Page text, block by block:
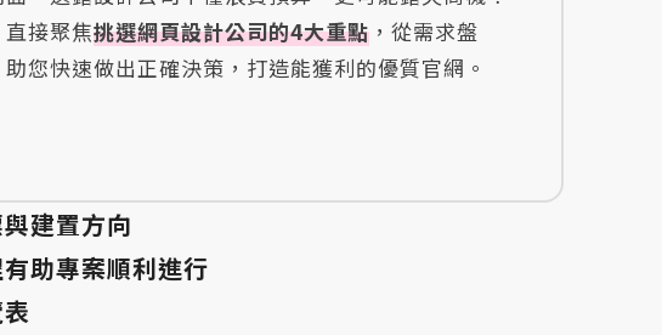
接聚焦挑選網頁設計公司的4大重點 ，從需求盤
您快速做出正確決策，打造能獲利的優質官網。
建置方向
助專案順利進行